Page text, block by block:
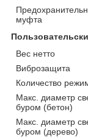
муфта
Вес нетто
Виброзащита
Количество
Макс. диаметр
буром (бетон)
Макс. диаметр
буром (дерево)